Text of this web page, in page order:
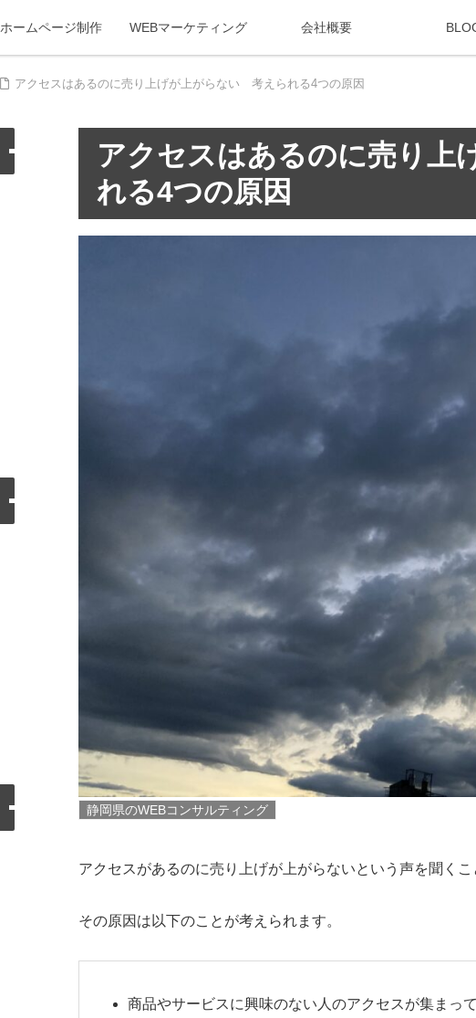
ホームページ制作 WEBマーケティング 会社概要
アクセスはあるのに売り上げが上がらない 考えられる4つの原因
アクセスはあるのに売り
れる4つの原因
静岡県のWEBコンサルティング
アクセスがあるのに売り上げが上がらないという声を聞くこ
その原因は以下のことが考えられます。
商品やサービスに興味のない人のアクセスが集まっ